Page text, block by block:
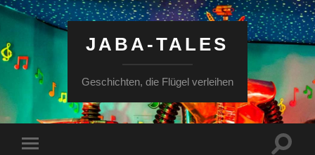
JABA-TALES
Geschichten, die Flügel verleihen